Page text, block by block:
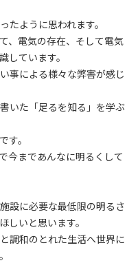
たように思われます。
、電気の存在、そして電気
しています。
事による様々な弊害が感じ
いた「足るを知る」を学ぶ
す。
今まであんなに明るくして
設に必要な最低限の明るさ
しいと思います。
調和のとれた生活へ世界に